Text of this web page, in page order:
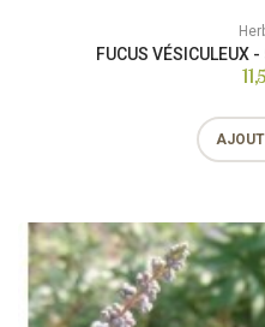
FUCUS VÉSICULEUX